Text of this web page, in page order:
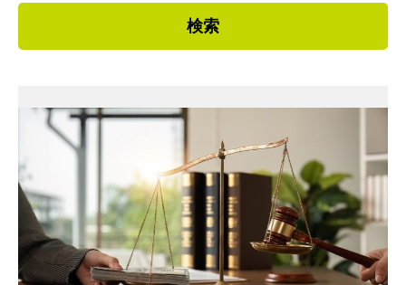
連載・コラム
資料ダウンロード
InfoLoungeとは